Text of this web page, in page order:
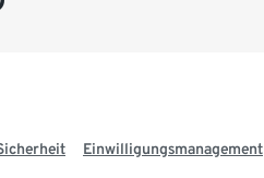
Einwilligungsmanagement